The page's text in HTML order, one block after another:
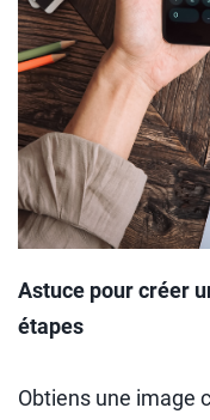
Astuce pour créer
étapes
Obtiens une image